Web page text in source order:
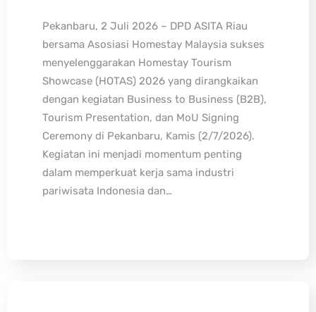
Pekanbaru, 2 Juli 2026 – DPD ASITA Riau
bersama Asosiasi Homestay Malaysia sukses
menyelenggarakan Homestay Tourism
Showcase (HOTAS) 2026 yang dirangkaikan
dengan kegiatan Business to Business (B2B),
Tourism Presentation, dan MoU Signing
Ceremony di Pekanbaru, Kamis (2/7/2026).
Kegiatan ini menjadi momentum penting
dalam memperkuat kerja sama industri
pariwisata Indonesia dan…